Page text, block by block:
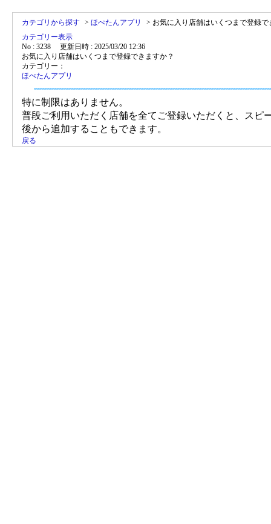
カテゴリから探す > ほぺたんアプリ > お気に入り店舗はいくつまで登録で
カテゴリー表示
No : 3238
更新日時 : 2025/03/20 12:36
お気に入り店舗はいくつまで登録できますか？
カテゴリー：
ほぺたんアプリ
特に制限はありません。
普段ご利用いただく店舗を全てご登録いただくと、スピ
後から追加することもできます。
戻る